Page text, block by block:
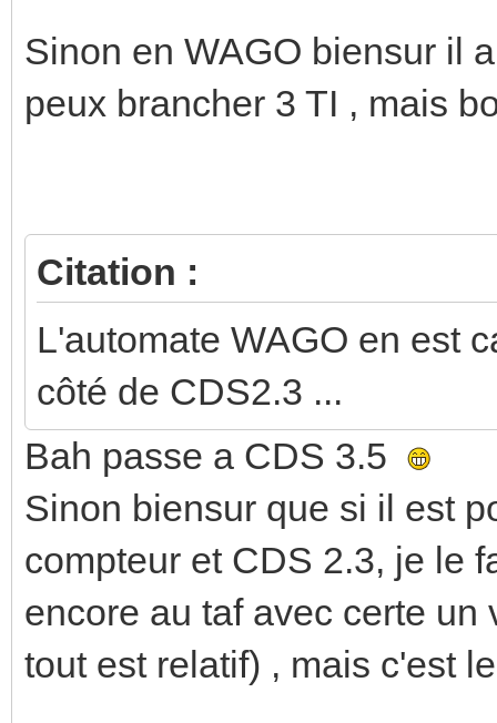
Sinon en WAGO biensur il
peux brancher 3 TI , mais
Citation :
L'automate WAGO en est
côté de CDS2.3 ...
Bah passe a CDS 3.5
Sinon biensur que si il est
compteur et CDS 2.3, je le
encore au taf avec certe
tout est relatif) , mais c'est